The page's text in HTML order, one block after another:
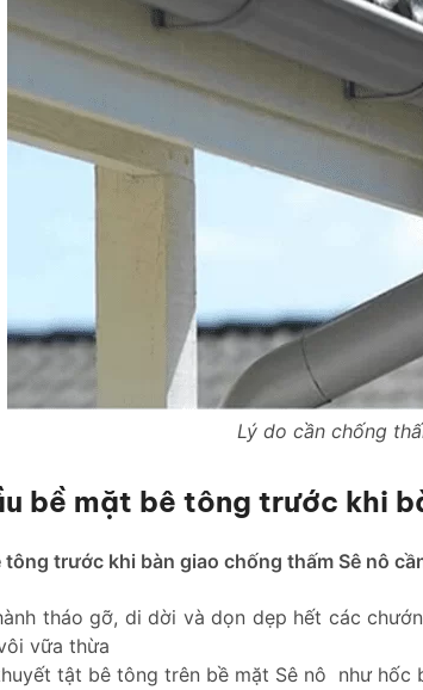
Lý do cần chống
bề mặt bê tông trước khi
tông trước khi bàn giao chống thấm Sê nô
tháo gỡ, di dời và dọn dẹp hết các
vữa thừa
tật bê tông trên bề mặt Sê nô như hốc